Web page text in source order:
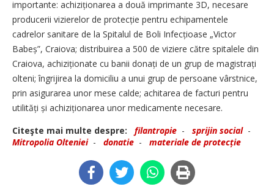
importante: achizi­ționarea a două imprimante 3D, necesare
producerii vizierelor de protecție pentru echipamentele
cadrelor sanitare de la Spitalul de Boli Infecțioase „Victor
Babeș”, Craiova; distribuirea a 500 de viziere către spitalele din
Craiova, achiziționate cu banii donați de un grup de magistrați
olteni; îngrijirea la domiciliu a unui grup de persoane vârstnice,
prin asigurarea unor mese calde; achitarea de facturi pentru
utilități și achiziționarea unor medicamente necesare.
Citeşte mai multe despre:
filantropie - sprijin social-
Mitropolia Olteniei- donatie - materiale de protecție